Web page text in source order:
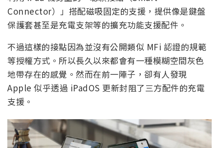
Connector）」搭配磁吸固定的支援，提供像是鍵盤
保護套甚至是充電支架等的擴充功能支援配件。
不過這樣的接點因為並沒有公開類似 MFi 認證的規範
等授權方式。所以長久以來都會有一種模糊空間灰色
地帶存在的感覺。然而在前一陣子，卻有人發現
Apple 似乎透過 iPadOS 更新封阻了三方配件的充電
支援。